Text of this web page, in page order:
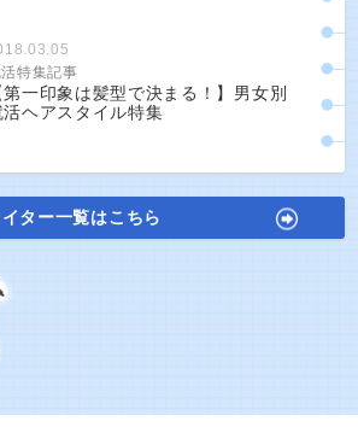
特集記事
第一印象は髪型で決まる！】男女別
活ヘアスタイル特集
イター一覧はこちら